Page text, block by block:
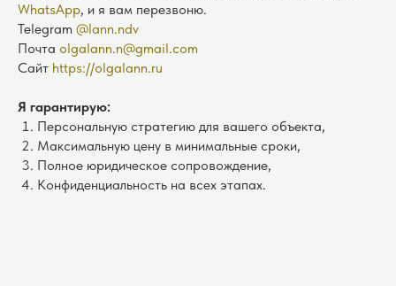
WhatsApp, и я вам перезвоню.
Telegram @lann.ndv
Почта olgalann.n@gmail.com
Сайт https://olgalann.ru
Я гарантирую:
Персональную стратегию для вашего объекта,
Максимальную цену в минимальные сроки,
Полное юридическое сопровождение,
Конфиденциальность на всех этапах.